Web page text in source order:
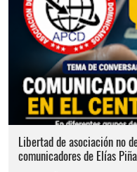
Libertad de asociación no
comunicadores de Elías Piña